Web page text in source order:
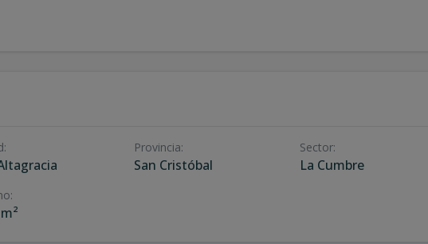
: Provincia:
San Cristóbal
Sector:
La Cumbre
: